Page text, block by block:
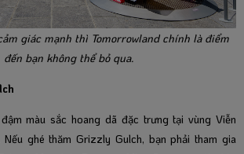
giác mạnh thì Tomorrowland chính là điểm
đến bạn không thể bỏ qua.
màu sắc hoang dã đặc trưng tại vùng Viễn
ghé thăm Grizzly Gulch, bạn phải tham gia